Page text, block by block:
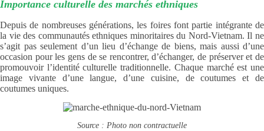
Importance culturelle des marchés ethniques
Depuis de nombreuses générations, les foires font partie intégrante de
la vie des communautés ethniques minoritaires du Nord-Vietnam. Il ne
s’agit pas seulement d’un lieu d’échange de biens, mais aussi d’une
occasion pour les gens de se rencontrer, d’échanger, de préserver et de
promouvoir l’identité culturelle traditionnelle. Chaque marché est une
image vivante d’une langue, d’une cuisine, de coutumes et de
coutumes uniques.
Source : Photo non contractuelle